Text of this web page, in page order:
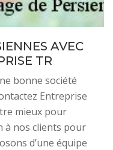
AVEC
TR
bonne société
Entreprise
mieux pour
à nos clients pour
d’une équipe